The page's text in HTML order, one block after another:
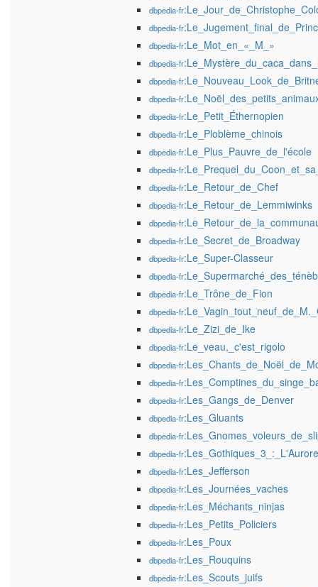
dbpedia-fr
dbpedia-fr
dbpedia-fr:Le_Mot_en_«_M_»
dbpedia-fr
dbpedia-fr
dbpedia-fr
dbpedia-fr:Le_Petit_Éthernopien
dbpedia-fr:Le_Ploblème_chinois
dbpedia-fr:Le_Plus_Pauvre_de_l'école
dbpedia-fr
dbpedia-fr:Le_Retour_de_Chef
dbpedia-fr:Le_Retour_de_Lemmiwinks
dbpedia-fr
dbpedia-fr:Le_Secret_de_Broadway
dbpedia-fr:Le_Super-Classeur
dbpedia-fr
dbpedia-fr:Le_Trône_de_Fion
dbpedia-fr
dbpedia-fr:Le_Zizi_de_Ike
dbpedia-fr:Le_veau,_c'est_rigolo
dbpedia-fr
dbpedia-fr
dbpedia-fr:Les_Gangs_de_Denver
dbpedia-fr:Les_Gluants
dbpedia-fr
dbpedia-fr
dbpedia-fr:Les_Jefferson
dbpedia-fr:Les_Journées_vaches
dbpedia-fr:Les_Méchants_ninjas
dbpedia-fr:Les_Petits_Policiers
dbpedia-fr:Les_Poux
dbpedia-fr:Les_Rouquins
dbpedia-fr:Les_Scouts_juifs